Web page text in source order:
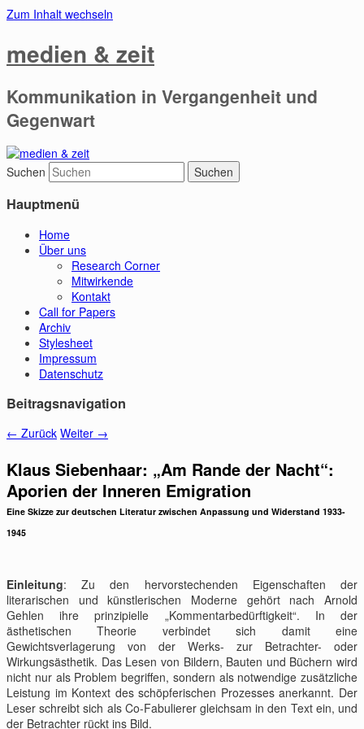
Zum Inhalt wechseln
medien & zeit
Kommunikation in Vergangenheit und
Gegenwart
Suchen
Hauptmenü
Home
Über uns
Research Corner
Mitwirkende
Kontakt
Call for Papers
Archiv
Stylesheet
Impressum
Datenschutz
Beitragsnavigation
← Zurück Weiter →
Klaus Siebenhaar: „Am Rande der Nacht“:
Aporien der Inneren Emigration
Eine Skizze zur deutschen Literatur zwischen Anpassung und Widerstand 1933-
1945
Einleitung: Zu den hervorstechenden Eigenschaften der
literarischen und künstlerischen Moderne gehört nach Arnold
Gehlen ihre prinzipielle „Kommentarbedürftigkeit“. In der
ästhetischen Theorie verbindet sich damit eine
Gewichtsverlagerung von der Werks- zur Betrachter- oder
Wirkungsästhetik. Das Lesen von Bildern, Bauten und Büchern wird
nicht nur als Problem begriffen, sondern als notwendige zusätzliche
Leistung im Kontext des schöpferischen Prozesses anerkannt. Der
Leser schreibt sich als Co-Fabulierer gleichsam in den Text ein, und
der Betrachter rückt ins Bild.